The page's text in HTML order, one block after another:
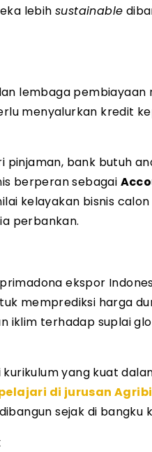
lebih sustainable
lembaga pembiayaan
menyalurkan kredit
bank butuh
berperan sebagai
kelayakan bisnis
perbankan.
ekspor
memprediksi harga
iklim terhadap suplai
yang kuat
di jurusan
sejak di bangku